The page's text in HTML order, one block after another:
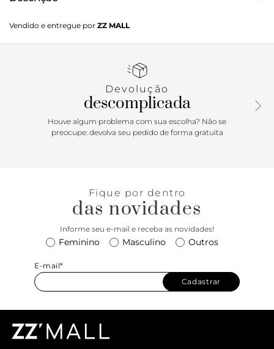
frescor para os dias de verão. O design esportivo,
combinado ao bico redondo clássico, cria um mix perfeito
do pé, adornadas por uma fivela moderna, trazem um
destaque em qualquer look. Um must have para quem quer
praticidade sem perder o charme!
Vendido e entregue por ZZ MALL
Devolução
descomplicada
Houve algum problema com sua escolha? Não se
preocupe: devolva seu pedido de forma gratuita
Fique por dentro
das novidades
Informe seu e-mail e receba as novidades!
Feminino Masculino Outros
E-mail*
Cadastrar